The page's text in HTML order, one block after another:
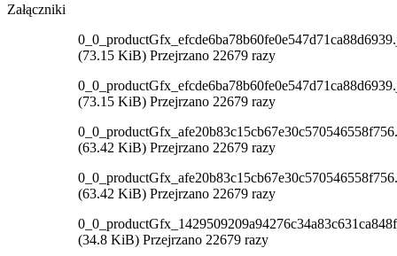
Załączniki
(73.15 KiB) Przejrzano 22679 razy
(73.15 KiB) Przejrzano 22679 razy
(63.42 KiB) Przejrzano 22679 razy
(63.42 KiB) Przejrzano 22679 razy
(34.8 KiB) Przejrzano 22679 razy